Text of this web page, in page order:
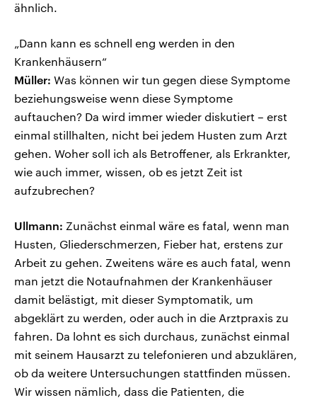
ähnlich.
„Dann kann es schnell eng werden in den
Krankenhäusern“
Müller: Was können wir tun gegen diese Symptome
beziehungsweise wenn diese Symptome
auftauchen? Da wird immer wieder diskutiert – erst
einmal stillhalten, nicht bei jedem Husten zum Arzt
gehen. Woher soll ich als Betroffener, als Erkrankter,
wie auch immer, wissen, ob es jetzt Zeit ist
aufzubrechen?
Ullmann: Zunächst einmal wäre es fatal, wenn man
Husten, Gliederschmerzen, Fieber hat, erstens zur
Arbeit zu gehen. Zweitens wäre es auch fatal, wenn
man jetzt die Notaufnahmen der Krankenhäuser
damit belästigt, mit dieser Symptomatik, um
abgeklärt zu werden, oder auch in die Arztpraxis zu
fahren. Da lohnt es sich durchaus, zunächst einmal
mit seinem Hausarzt zu telefonieren und abzuklären,
ob da weitere Untersuchungen stattfinden müssen.
Wir wissen nämlich, dass die Patienten, die